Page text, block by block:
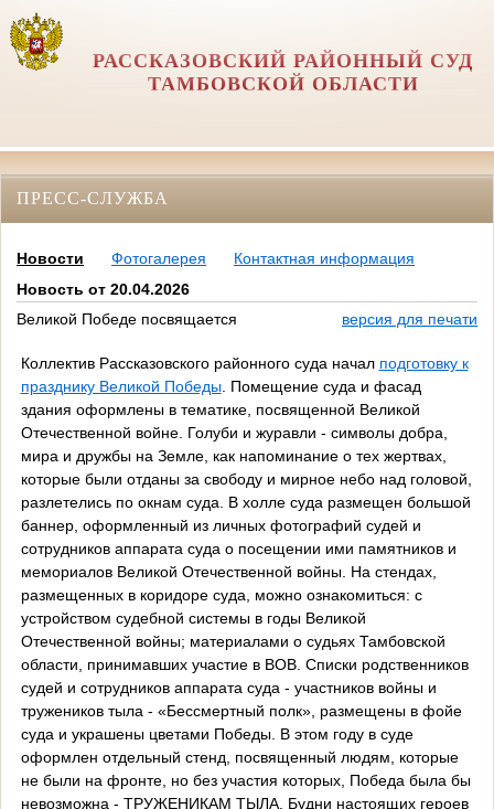
РАССКАЗОВСКИЙ РАЙОННЫЙ СУД
ТАМБОВСКОЙ ОБЛАСТИ
ПРЕСС-СЛУЖБА
Новости Фотогалерея
Контактная информация
Новость от 20.04.2026
Великой Победе посвящается
версия для печати
Коллектив Рассказовского районного суда начал подготовку к
празднику Великой Победы. Помещение суда и фасад
здания оформлены в тематике, посвященной Великой
Отечественной войне. Голуби и журавли - символы добра,
мира и дружбы на Земле, как напоминание о тех жертвах,
которые были отданы за свободу и мирное небо над головой,
разлетелись по окнам суда. В холле суда размещен большой
баннер, оформленный из личных фотографий судей и
сотрудников аппарата суда о посещении ими памятников и
мемориалов Великой Отечественной войны. На стендах,
размещенных в коридоре суда, можно ознакомиться: с
устройством судебной системы в годы Великой
Отечественной войны; материалами о судьях Тамбовской
области, принимавших участие в ВОВ. Списки родственников
судей и сотрудников аппарата суда - участников войны и
тружеников тыла - «Бессмертный полк», размещены в фойе
суда и украшены цветами Победы. В этом году в суде
оформлен отдельный стенд, посвященный людям, которые
не были на фронте, но без участия которых, Победа была бы
невозможна - ТРУЖЕНИКАМ ТЫЛА. Будни настоящих героев